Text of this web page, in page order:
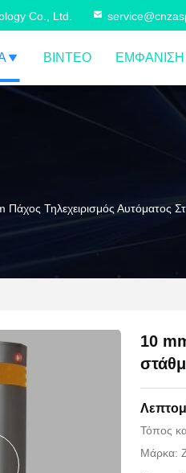
Co., Ltd.
ΒΊΝΤΕΟ ΕΜΦΆΝΙΣΗ
Πάχος Τηλεχειρισμός Αυτόματος
10
Τόπος
Μάρκα: